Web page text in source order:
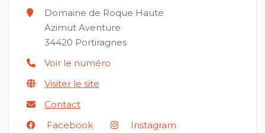
Domaine de Roque Haute
Azimut Aventure
34420 Portiragnes
Voir le numéro
Visiter le site
Contact
Facebook
Instagram